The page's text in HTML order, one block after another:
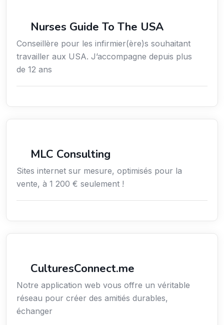
Nurses Guide To The USA
Conseillère pour les infirmier(ère)s souhaitant
travailler aux USA. J’accompagne depuis plus
de 12 ans
MLC Consulting
Sites internet sur mesure, optimisés pour la
vente, à 1 200 € seulement !
CulturesConnect.me
Notre application web vous offre un véritable
réseau pour créer des amitiés durables,
échanger